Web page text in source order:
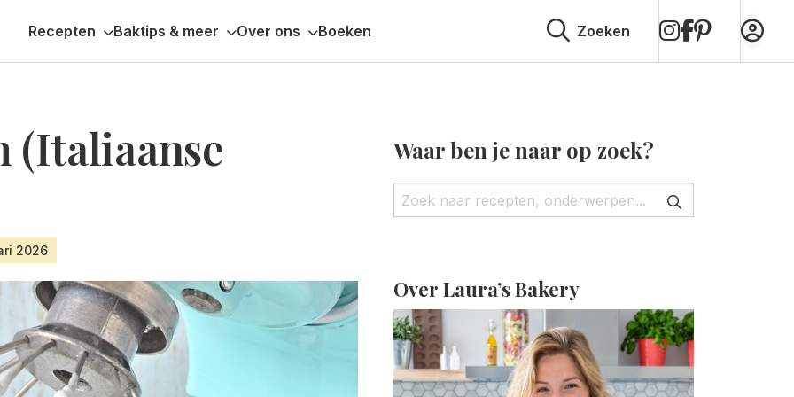
Recepten Baktips & meer Over ons Boeken Zoeken
op
Instagram
op
Facebook
op
Pinterest
(Italiaanse
2026
Waar ben je naar op zoek?
Over Laura’s Bakery